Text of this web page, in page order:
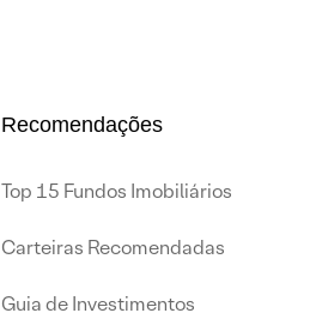
Recomendações
Top 15 Fundos Imobiliários
Carteiras Recomendadas
Guia de Investimentos